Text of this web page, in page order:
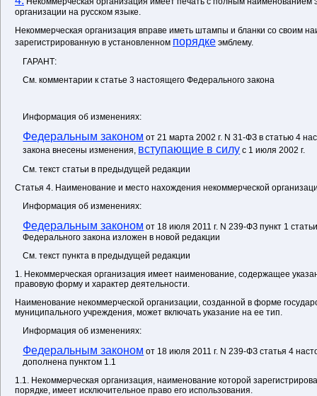
организации на русском языке.
Некоммерческая организация вправе иметь штампы и бланки со своим
зарегистрированную в установленном порядке эмблему.
ГАРАНТ:
См. комментарии к статье 3 настоящего Федерального закона
Информация об изменениях:
Федеральным законом от 21 марта 2002 г. N 31-ФЗ в статью 4
закона внесены изменения, вступающие в силу с 1 июля 2002 г.
См. текст статьи в предыдущей редакции
Статья 4. Наименование и место нахождения некоммерческой
Информация об изменениях:
Федеральным законом от 18 июля 2011 г. N 239-ФЗ пункт 1
Федерального закона изложен в новой редакции
См. текст пункта в предыдущей редакции
1. Некоммерческая организация имеет наименование, содержащее
правовую форму и характер деятельности.
Наименование некоммерческой организации, созданной в форме
муниципального учреждения, может включать указание на ее тип.
Информация об изменениях:
Федеральным законом от 18 июля 2011 г. N 239-ФЗ статья 4
дополнена пунктом 1.1
1.1. Некоммерческая организация, наименование которой
порядке, имеет исключительное право его использования.